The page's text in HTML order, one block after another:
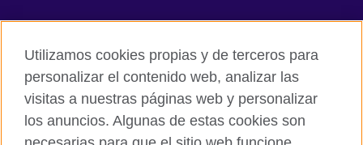
Utilizamos cookies propias y de terceros para
personalizar el contenido web, analizar las
visitas a nuestras páginas web y personalizar
los anuncios. Algunas de estas cookies son